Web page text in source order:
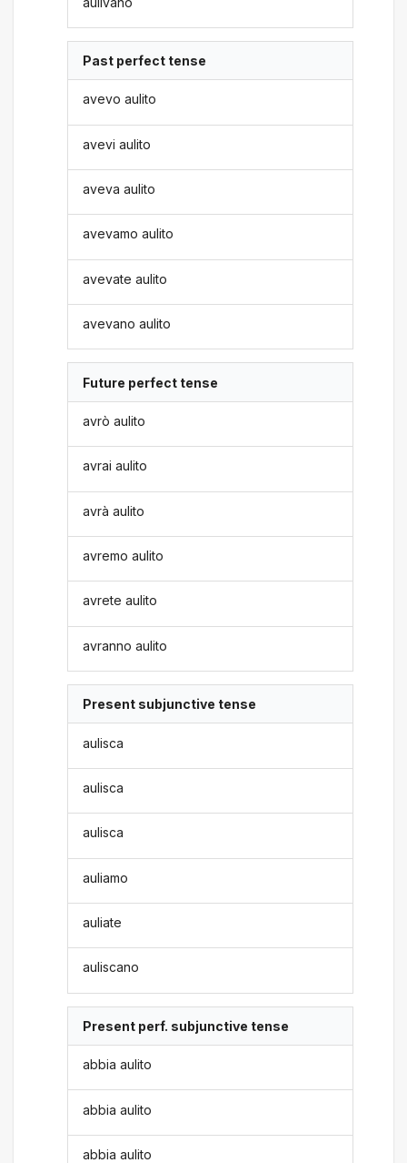
Past perfect tense
avevo aulito
avevi aulito
aveva aulito
avevamo aulito
avevate aulito
avevano aulito
Future perfect tense
avrò aulito
avrai aulito
avrà aulito
avremo aulito
avrete aulito
avranno aulito
Present subjunctive tense
aulisca
aulisca
aulisca
auliamo
auliate
auliscano
Present perf. subjunctive tense
abbia aulito
abbia aulito
abbia aulito